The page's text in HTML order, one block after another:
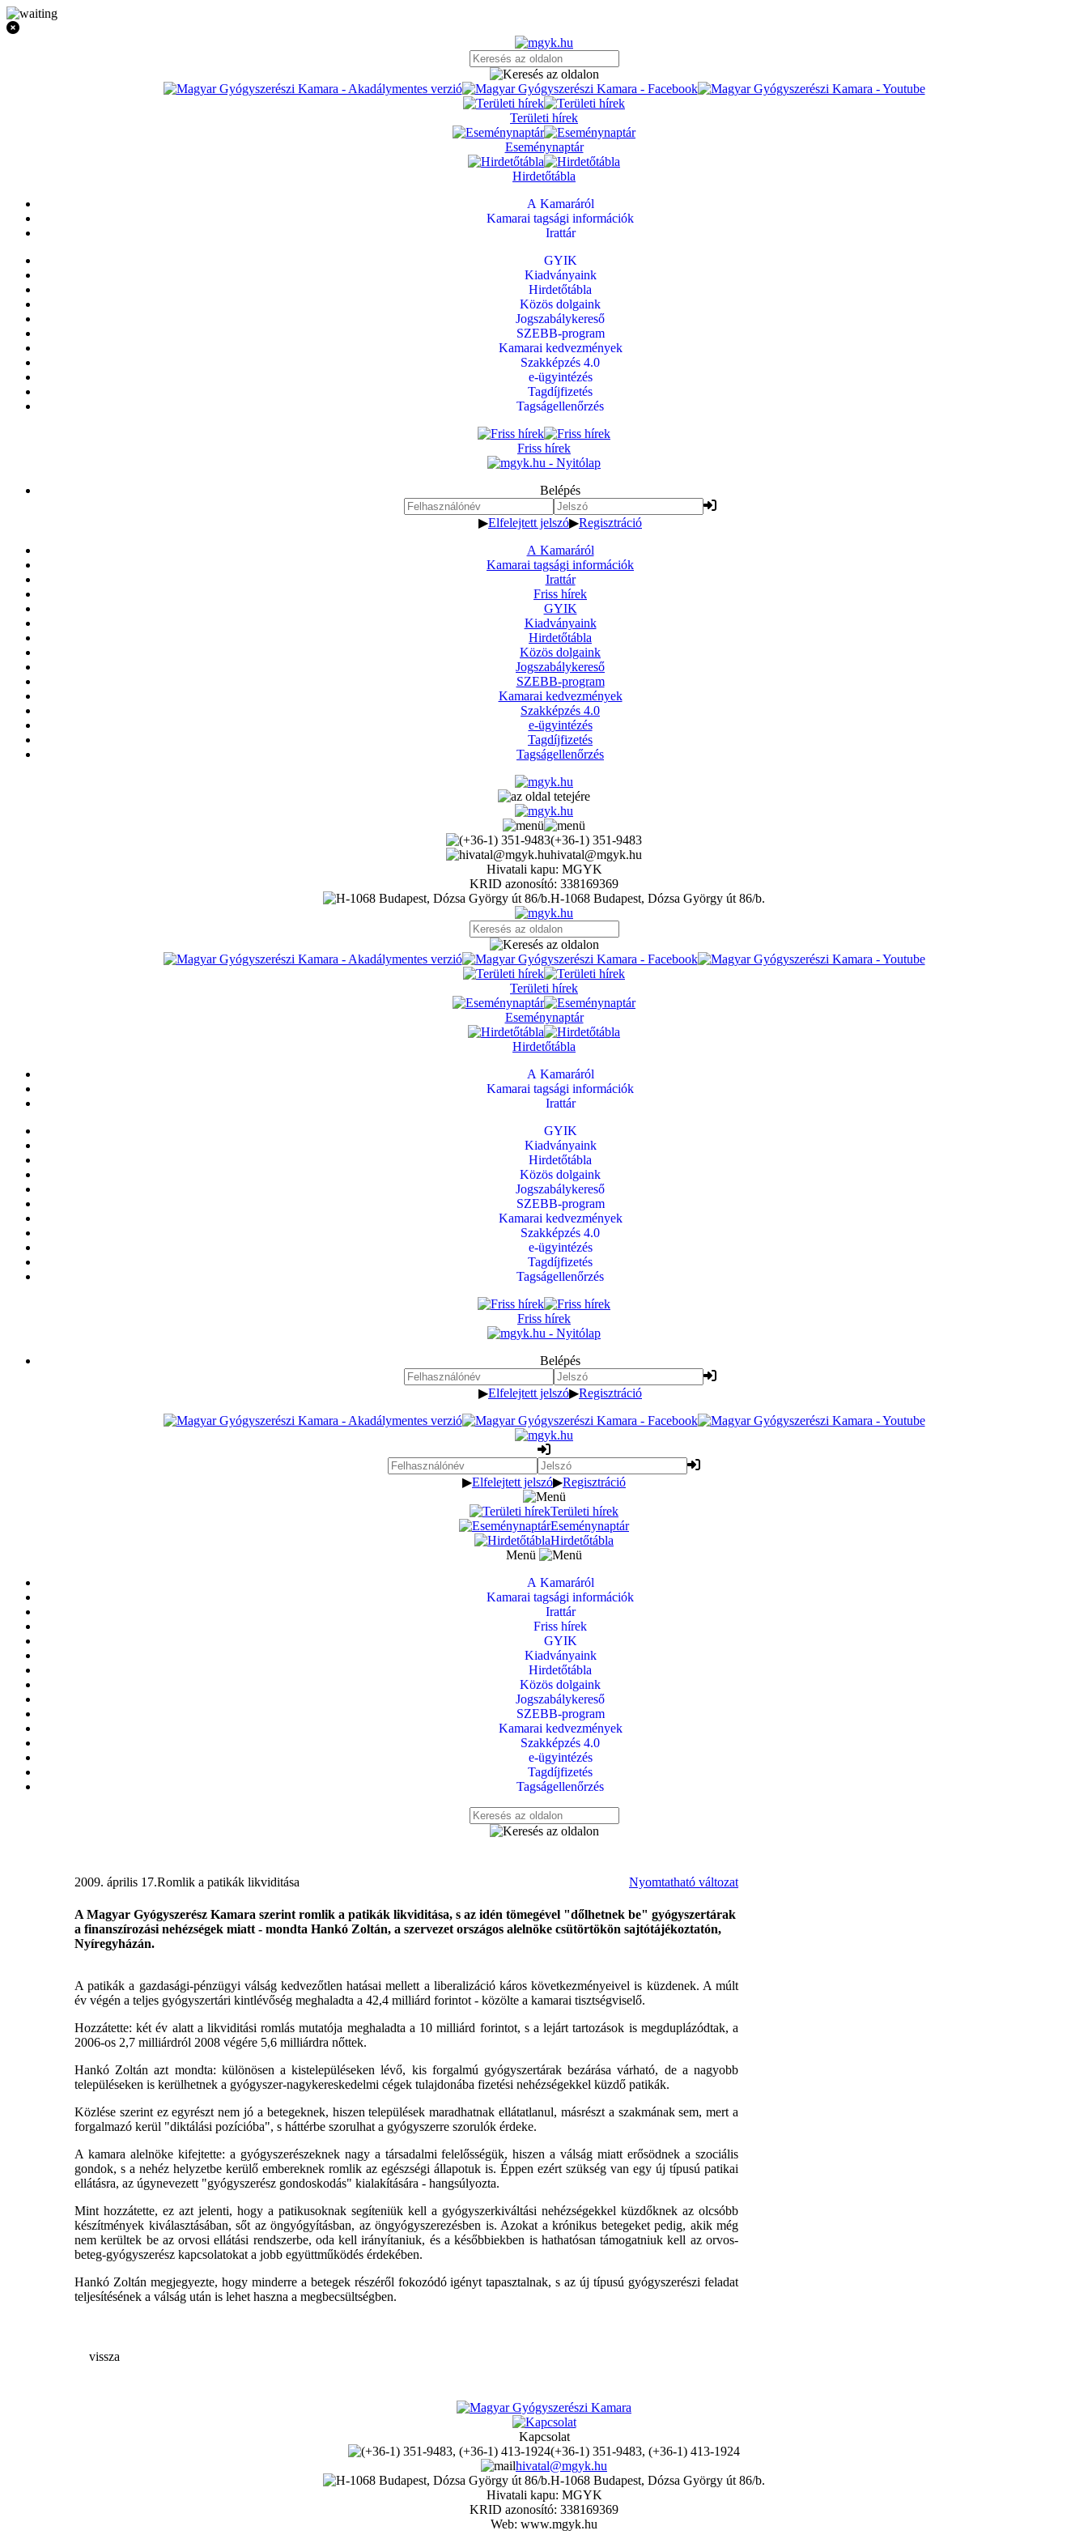
Területi hírek
Eseménynaptár
Hirdetőtábla
A Kamaráról
Kamarai tagsági információk
Irattár
GYIK
Kiadványaink
Hirdetőtábla
Közös dolgaink
Jogszabálykereső
SZEBB-program
Kamarai kedvezmények
Szakképzés 4.0
e-ügyintézés
Tagdíjfizetés
Tagságellenőrzés
Friss hírek
Belépés
▶Elfelejtett jelszó▶Regisztráció
A Kamaráról
Kamarai tagsági információk
Irattár
Friss hírek
GYIK
Kiadványaink
Hirdetőtábla
Közös dolgaink
Jogszabálykereső
SZEBB-program
Kamarai kedvezmények
Szakképzés 4.0
e-ügyintézés
Tagdíjfizetés
Tagságellenőrzés
(+36-1) 351-9483
hivatal@mgyk.hu
Hivatali kapu: MGYK
KRID azonosító: 338169369
H-1068 Budapest, Dózsa György út 86/b.
Területi hírek
Eseménynaptár
Hirdetőtábla
A Kamaráról
Kamarai tagsági információk
Irattár
GYIK
Kiadványaink
Hirdetőtábla
Közös dolgaink
Jogszabálykereső
SZEBB-program
Kamarai kedvezmények
Szakképzés 4.0
e-ügyintézés
Tagdíjfizetés
Tagságellenőrzés
Friss hírek
Belépés
▶Elfelejtett jelszó▶Regisztráció
▶Elfelejtett jelszó▶Regisztráció
Területi hírek
Eseménynaptár
Hirdetőtábla
Menü
A Kamaráról
Kamarai tagsági információk
Irattár
Friss hírek
GYIK
Kiadványaink
Hirdetőtábla
Közös dolgaink
Jogszabálykereső
SZEBB-program
Kamarai kedvezmények
Szakképzés 4.0
e-ügyintézés
Tagdíjfizetés
Tagságellenőrzés
Nyomtatható változat
2009. április 17.Romlik a patikák likviditása
A Magyar Gyógyszerész Kamara szerint romlik a patikák likviditása, s az idén tömegével "dőlhetnek be" gyógyszertárak
a finanszírozási nehézségek miatt - mondta Hankó Zoltán, a szervezet országos alelnöke csütörtökön sajtótájékoztatón,
Nyíregyházán.
A patikák a gazdasági-pénzügyi válság kedvezőtlen hatásai mellett a liberalizáció káros következményeivel is küzdenek. A múlt
év végén a teljes gyógyszertári kintlévőség meghaladta a 42,4 milliárd forintot - közölte a kamarai tisztségviselő.
Hozzátette: két év alatt a likviditási romlás mutatója meghaladta a 10 milliárd forintot, s a lejárt tartozások is megduplázódtak, a
2006-os 2,7 milliárdról 2008 végére 5,6 milliárdra nőttek.
Hankó Zoltán azt mondta: különösen a kistelepüléseken lévő, kis forgalmú gyógyszertárak bezárása várható, de a nagyobb
településeken is kerülhetnek a gyógyszer-nagykereskedelmi cégek tulajdonába fizetési nehézségekkel küzdő patikák.
Közlése szerint ez egyrészt nem jó a betegeknek, hiszen települések maradhatnak ellátatlanul, másrészt a szakmának sem, mert a
forgalmazó kerül "diktálási pozícióba", s háttérbe szorulhat a gyógyszerre szorulók érdeke.
A kamara alelnöke kifejtette: a gyógyszerészeknek nagy a társadalmi felelősségük, hiszen a válság miatt erősödnek a szociális
gondok, s a nehéz helyzetbe kerülő embereknek romlik az egészségi állapotuk is. Éppen ezért szükség van egy új típusú patikai
ellátásra, az úgynevezett "gyógyszerész gondoskodás" kialakítására - hangsúlyozta.
Mint hozzátette, ez azt jelenti, hogy a patikusoknak segíteniük kell a gyógyszerkiváltási nehézségekkel küzdőknek az olcsóbb
készítmények kiválasztásában, sőt az öngyógyításban, az öngyógyszerezésben is. Azokat a krónikus betegeket pedig, akik még
nem kerültek be az orvosi ellátási rendszerbe, oda kell irányítaniuk, és a későbbiekben is hathatósan támogatniuk kell az orvos-
beteg-gyógyszerész kapcsolatokat a jobb együttműködés érdekében.
Hankó Zoltán megjegyezte, hogy minderre a betegek részéről fokozódó igényt tapasztalnak, s az új típusú gyógyszerészi feladat
teljesítésének a válság után is lehet haszna a megbecsültségben.
vissza
Kapcsolat
(+36-1) 351-9483, (+36-1) 413-1924
hivatal@mgyk.hu
H-1068 Budapest, Dózsa György út 86/b.
Hivatali kapu: MGYK
KRID azonosító: 338169369
Web: www.mgyk.hu